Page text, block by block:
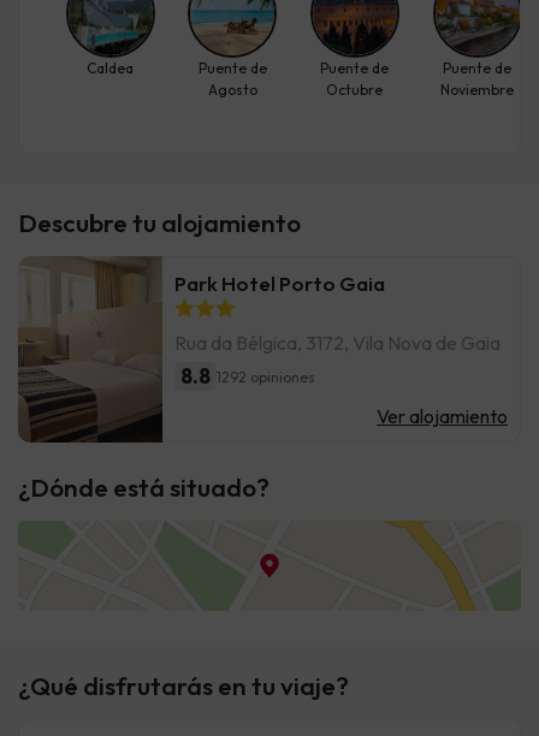
Descubre tu alojamiento
Park Hotel Porto Gaia
Rua da Bélgica, 3172, Vila Nova de Gaia
8.8 1292 opiniones
Ver alojamiento
¿Dónde está situado?
¿Qué disfrutarás en tu viaje?
Caldea
Puente de
Agosto
Puente de
Octubre
Puente de
Noviembre